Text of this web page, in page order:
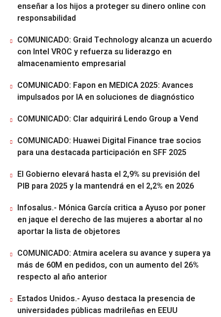
enseñar a los hijos a proteger su dinero online con
responsabilidad
COMUNICADO: Graid Technology alcanza un acuerdo
con Intel VROC y refuerza su liderazgo en
almacenamiento empresarial
COMUNICADO: Fapon en MEDICA 2025: Avances
impulsados por IA en soluciones de diagnóstico
COMUNICADO: Clar adquirirá Lendo Group a Vend
COMUNICADO: Huawei Digital Finance trae socios
para una destacada participación en SFF 2025
El Gobierno elevará hasta el 2,9% su previsión del
PIB para 2025 y la mantendrá en el 2,2% en 2026
Infosalus.- Mónica García critica a Ayuso por poner
en jaque el derecho de las mujeres a abortar al no
aportar la lista de objetores
COMUNICADO: Atmira acelera su avance y supera ya
más de 60M en pedidos, con un aumento del 26%
respecto al año anterior
Estados Unidos.- Ayuso destaca la presencia de
universidades públicas madrileñas en EEUU